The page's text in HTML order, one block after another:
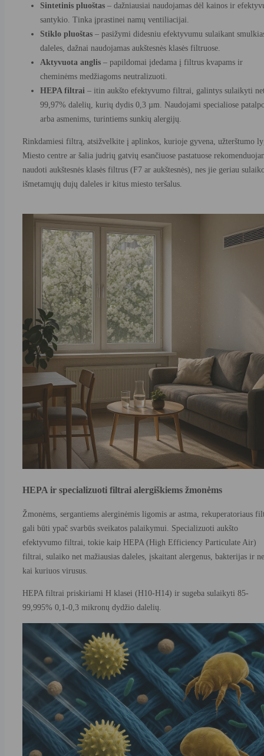
Sintetinis pluoštas – dažniausiai naudojamas dėl kainos ir
santykio. Tinka įprastinei namų ventiliacijai.
Stiklo pluoštas – pasižymi didesniu efektyvumu sulaikant
daleles, dažnai naudojamas aukštesnės klasės filtruose.
Aktyvuota anglis – papildomai įdedama į filtrus kvapams ir
cheminėms medžiagoms neutralizuoti.
HEPA filtrai – itin aukšto efektyvumo filtrai, galintys sulaikyti
99,97% dalelių, kurių dydis 0,3 µm. Naudojami specialiose
arba asmenims, turintiems sunkių alergijų.
Rinkdamiesi filtrą, atsižvelkite į aplinkos, kurioje gyvena, užterštumo
Miesto centre ar šalia judrių gatvių esančiuose pastatuose
naudoti aukštesnės klasės filtrus (F7 ar aukštesnės), nes jie geriau
išmetamųjų dujų daleles ir kitus miesto teršalus.
HEPA ir specializuoti filtrai alergiškiems žmonėms
Žmonėms, sergantiems alerginėmis ligomis ar astma, rekuperatoriaus
gali būti ypač svarbūs sveikatos palaikymui. Specializuoti aukšto
efektyvumo filtrai, tokie kaip HEPA (High Efficiency Particulate Air)
filtrai, sulaiko net mažiausias daleles, įskaitant alergenus, bakterijas ir
kai kuriuos virusus.
HEPA filtrai priskiriami H klasei (H10-H14) ir sugeba sulaikyti 85-
99,995% 0,1-0,3 mikronų dydžio dalelių.